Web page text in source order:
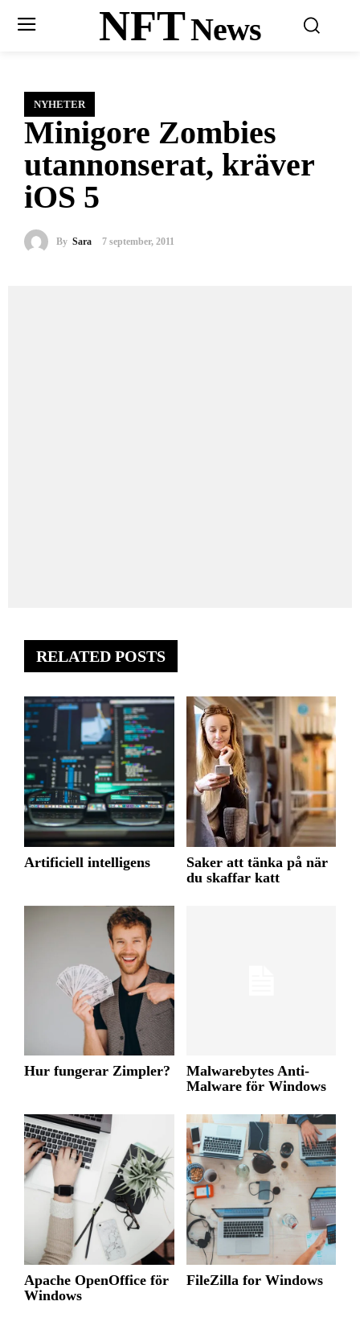
NFTNews
NYHETER
Minigore Zombies
utannonserat, kräver
iOS 5
By Sara 7 september, 2011
RELATED POSTS
Artificiell intelligens
Saker att tänka på när
du skaffar katt
Hur fungerar Zimpler?
Malwarebytes Anti-
Malware för Windows
Apache OpenOffice för
Windows
FileZilla for Windows